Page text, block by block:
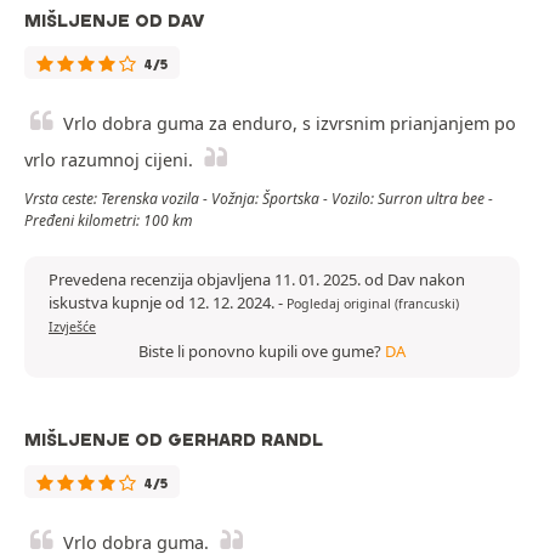
MIŠLJENJE OD DAV
4/5
Vrlo dobra guma za enduro, s izvrsnim prianjanjem po
vrlo razumnoj cijeni.
Vrsta ceste: Terenska vozila - Vožnja: Športska - Vozilo: Surron ultra bee -
Pređeni kilometri: 100 km
Prevedena recenzija objavljena 11. 01. 2025. od Dav nakon
iskustva kupnje od 12. 12. 2024.- Pogledaj original (francuski)
Izvješće
Biste li ponovno kupili ove gume? DA
MIŠLJENJE OD GERHARD RANDL
4/5
Vrlo dobra guma.